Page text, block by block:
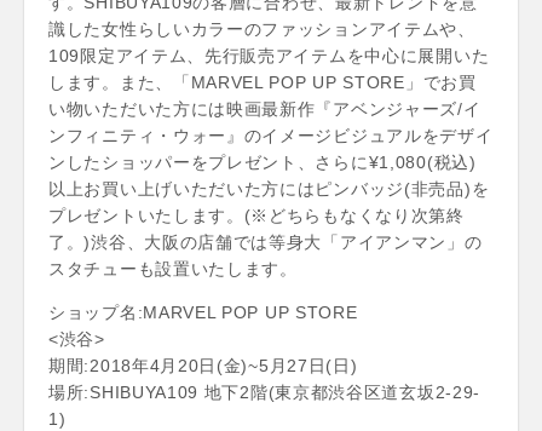
識した女性らしいカラーのファッションアイテムや、
109限定アイテム、先行販売アイテムを中心に展開いた
します。また、「MARVEL POP UP STORE」でお買
い物いただいた方には映画最新作『アベンジャーズ/イ
ンフィニティ・ウォー』のイメージビジュアルをデザイ
ンしたショッパーをプレゼント、さらに¥1,080(税込)
以上お買い上げいただいた方にはピンバッジ(非売品)を
プレゼントいたします。(※どちらもなくなり次第終
了。)渋谷、大阪の店舗では等身大「アイアンマン」の
スタチューも設置いたします。
ショップ名:MARVEL POP UP STORE
<渋谷>
期間:2018年4月20日(金)~5月27日(日)
場所:SHIBUYA109 地下2階(東京都渋谷区道玄坂2-29-
1)